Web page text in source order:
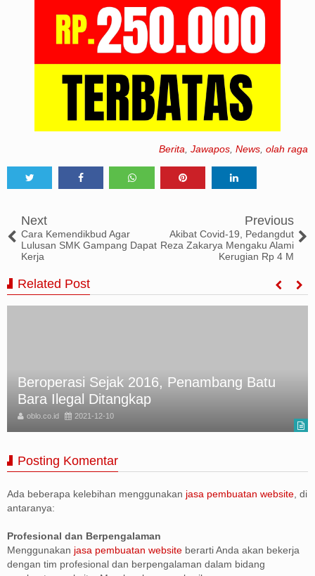
Berita Jawapos News olah raga
Next
Cara Kemendikbud Agar
Lulusan SMK Gampang Dapat
Kerja
Previous
Akibat Covid-19, Pedangdut
Reza Zakarya Mengaku Alami
Kerugian Rp 4 M
Related Post
Beroperasi Sejak 2016, Penambang Batu
Bara Ilegal Ditangkap
oblo.co.id 2021-12-10
Posting Komentar
Ada beberapa kelebihan menggunakan jasa pembuatan website , di
antaranya:
Profesional dan Berpengalaman
Menggunakan jasa pembuatan website berarti Anda akan bekerja
dengan tim profesional dan berpengalaman dalam bidang